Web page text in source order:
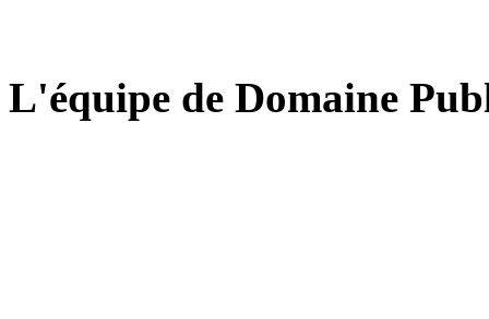
L'équipe de Domaine